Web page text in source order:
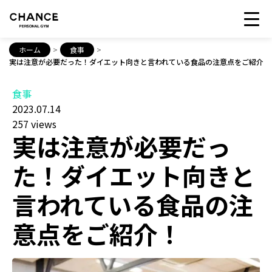
ホーム > 食事
>
実は注意が必要だった！ダイエット向きと言われている食品の注意点をご紹介！
食事
2023.07.14
257 views
実は注意が必要だっ
た！ダイエット向きと
言われている食品の注
意点をご紹介！